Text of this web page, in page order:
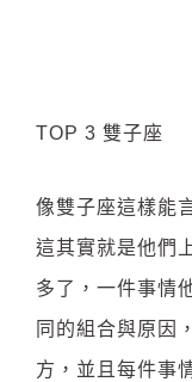
TOP 3 雙子座
像雙子座這樣能
這其實就是他們
多了，一件事情
同的組合與原因
方，並且每件事